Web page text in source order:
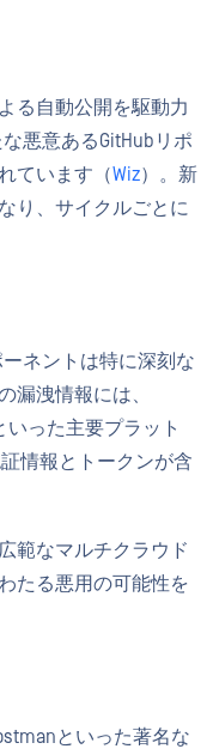
る自動公開を駆動力
悪意あるGitHubリポ
ています（Wiz）。新
り、サイクルごとに
ネントは特に深刻な
漏洩情報には、
いった主要プラット
情報とトークンが含
範なマルチクラウド
たる悪用の可能性を
といった著名な